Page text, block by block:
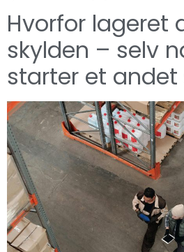
Hvorfor lageret
skylden – selv
starter et andet